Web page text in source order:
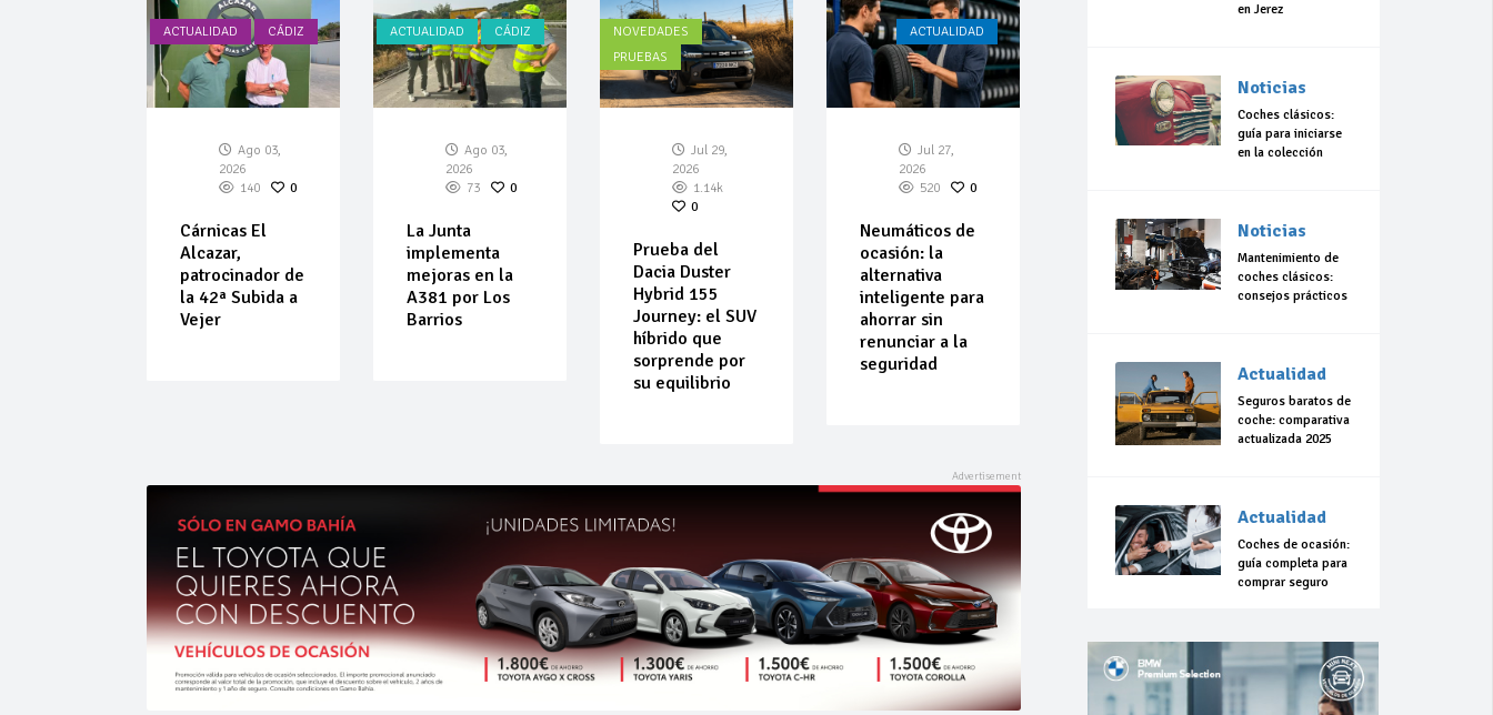
ACTUALIDAD CÁDIZ
Ago 03,
2026
140
0
Cárnicas El
Alcazar,
patrocinador de
la 42ª Subida a
Vejer
ACTUALIDAD CÁDIZ
Ago 03,
2026
73
0
La Junta
implementa
mejoras en la
A381 por Los
Barrios
NOVEDADES
PRUEBAS
Jul 29,
2026
1.14k
0
Prueba del
Dacia Duster
Hybrid 155
Journey: el SUV
híbrido que
sorprende por
su equilibrio
ACTUALIDAD
Jul 27,
2026
520
0
Neumáticos de
ocasión: la
alternativa
inteligente para
ahorrar sin
renunciar a la
seguridad
Jul 23,
La 42ª Subida a
Vejer comienza
a perfilarse
con el sueño de
organizar una
carrera en
en Jerez
Noticias
Coches clásicos:
guía para iniciarse
en la colección
Noticias
Mantenimiento de
coches clásicos:
consejos prácticos
Actualidad
Seguros baratos de
coche: comparativa
actualizada 2025
Actualidad
Coches de ocasión:
guía completa para
comprar seguro